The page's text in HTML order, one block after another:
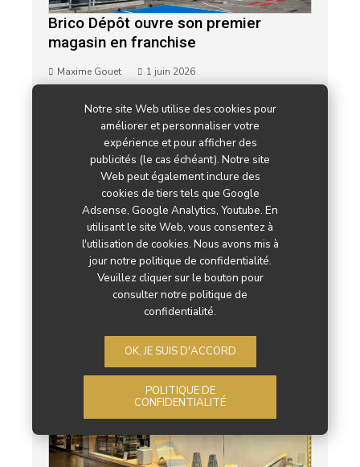
Notre site Web utilise des cookies pour
améliorer et personnaliser votre
expérience et pour afficher des
publicités (le cas échéant). Notre site
Web peut également inclure des
cookies de tiers tels que Google
Adsense, Google Analytics, Youtube. En
utilisant le site Web, vous consentez à
l'utilisation de cookies. Nous avons mis à
jour notre politique de confidentialité.
Veuillez cliquer sur le bouton pour
consulter notre politique de
confidentialité.
OK, JE SUIS D'ACCORD
POLITIQUE DE
CONFIDENTIALITÉ
Brico Dépôt ouvre son premier
magasin en franchise
Maxime Gouet 1 juin 2026
Ikea inaugure son premier magasin
compact à Limoges